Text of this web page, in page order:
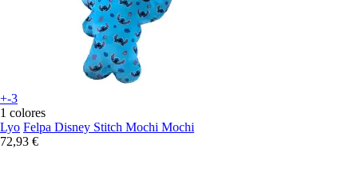
+-3
1 colores
Lyo Felpa Disney Stitch Mochi Mochi
72,93 €